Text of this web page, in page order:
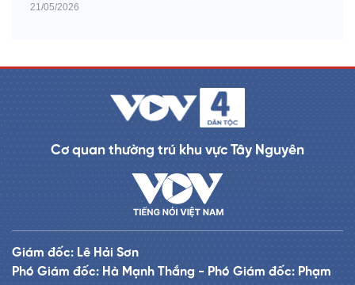
21/05/2026
Cơ quan thường trú khu vực Tây Nguyên
Giám đốc: Lê Hải Sơn
Phó Giám đốc: Hà Mạnh Thắng - Phó Giám đốc: Phạm